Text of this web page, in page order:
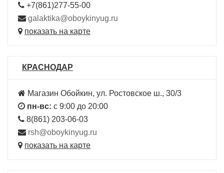
+7(861)277-55-00
galaktika@oboykinyug.ru
показать на карте
КРАСНОДАР
Магазин Обойкин, ул. Ростовское ш., 30/3
пн-вс: с 9:00 до 20:00
8(861) 203-06-03
rsh@oboykinyug.ru
показать на карте